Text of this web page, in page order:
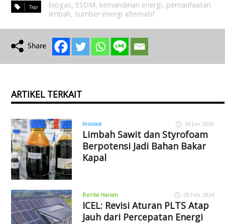
biogas, ESDM, kemandirian energi, pemanfaatan
limbah, sumber energi alternatif
ARTIKEL TERKAIT
Inovasi 24 Jun 2026
Limbah Sawit dan Styrofoam
Berpotensi Jadi Bahan Bakar
Kapal
Berita Harian 28 Feb 2024
ICEL: Revisi Aturan PLTS Atap
Jauh dari Percepatan Energi